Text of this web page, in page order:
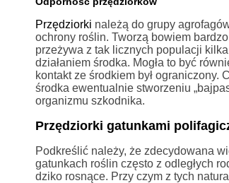
Przędziorki należą do grupy
ochrony roślin. Tworzą bowiem
przeżywa z tak licznych populacji
działaniem środka. Mogła to być
kontakt ze środkiem był
środka ewentualnie stworzeniu
organizmu szkodnika.
Przędziorki gatunkami
Podkreślić należy, że zdecydowana
gatunkach roślin często z odległych
dziko rosnące. Przy czym z tych